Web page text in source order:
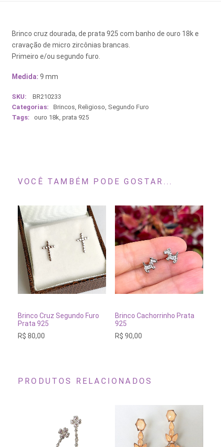
Brinco cruz dourada, de prata 925 com banho de ouro 18k e
cravação de micro zircônias brancas.
Primeiro e/ou segundo furo.
Medida: 9 mm
SKU:
BR210233
Categorias:
Brincos, Religioso, Segundo Furo
Tags:
ouro 18k, prata 925
VOCÊ TAMBÉM PODE GOSTAR...
ADICIONAR AO CARRINHO
Brinco Cruz Segundo Furo
Prata 925
R$ 80,00
ADICIONAR AO
Brinco Cachorrinho Prata
925
R$ 90,00
PRODUTOS RELACIONADOS